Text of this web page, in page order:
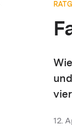
12.